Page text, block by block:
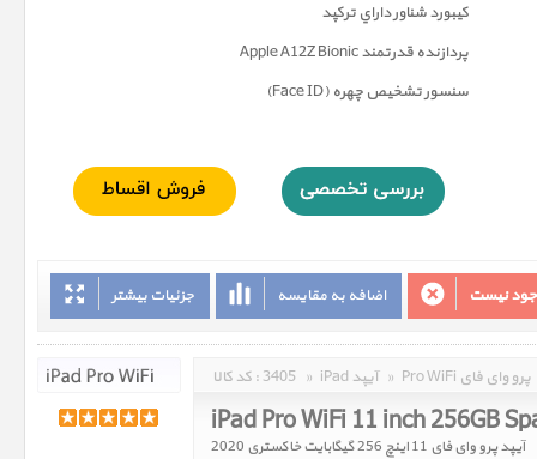
کيبورد شناور داراي ترکپد
پردازنده قدرتمند Apple A12Z Bionic
سنسور تشخيص چهره (Face ID)
جزئیات بیشتر اضافه به مقایسه نیست
کد کالا : 3405 » iPad آیپد » Pro WiFi پرو وای فای
iPad Pro WiFi 11 inch 256GB
آیپد پرو وای فای 11 اینچ 256 گیگابایت خاکستری 2020